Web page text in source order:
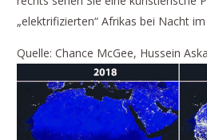
„elektrifizierten“ Afrikas bei Nacht im
Quelle: Chance McGee, Hussein